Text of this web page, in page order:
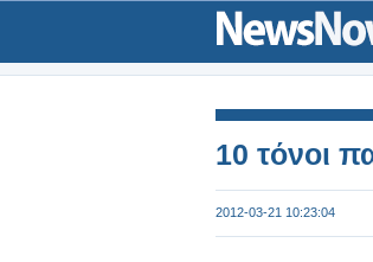
10 τόνοι
2012-03-21 10:23:04